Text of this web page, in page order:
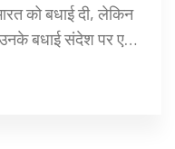
को बधाई दी, लेकिन
उनके बधाई संदेश पर एक
प्रदर्शन ने टीम को